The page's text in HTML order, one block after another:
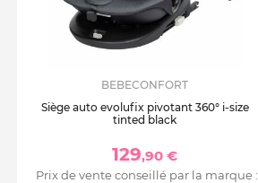
BEBECONFORT
Siège auto evolufix pivotant 360° i-size
tinted black
129,90 €
Prix de vente conseillé par la marque :